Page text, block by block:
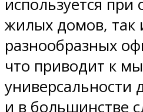
используется при
жилых домов, так
разнообразных
что приводит к
универсальности
и в большинстве